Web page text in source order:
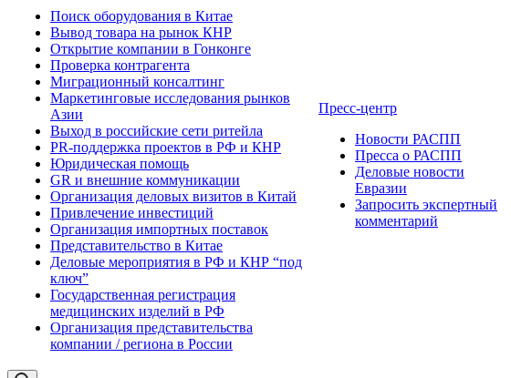
Поиск оборудования в Китае
Вывод товара на рынок КНР
Открытие компании в Гонконге
Проверка контрагента
Миграционный консалтинг
Маркетинговые исследования рынков
Азии
Выход в российские сети ритейла
PR-поддержка проектов в РФ и КНР
Юридическая помощь
GR и внешние коммуникации
Организация деловых визитов в Китай
Привлечение инвестиций
Организация импортных поставок
Представительство в Китае
Деловые мероприятия в РФ и КНР “под
ключ”
Государственная регистрация
медицинских изделий в РФ
Организация представительства
компании / региона в России
Пресс-центр
Новости РАСПП
Пресса о РАСПП
Деловые новости
Евразии
Запросить экспертный
комментарий